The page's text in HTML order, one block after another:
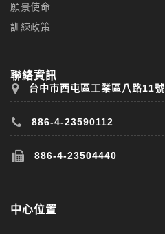
願景使命
訓練政策
聯絡資訊
台中市西屯區工業區八路11號
886-4-23590112
886-4-23504440
中心位置